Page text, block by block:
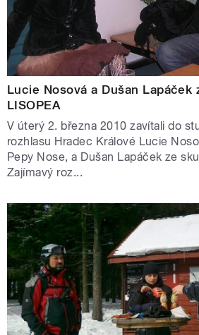
Lucie Nosová a Dušan Lapáček
LISOPEA
V úterý 2. března 2010 zavítali do
rozhlasu Hradec Králové Lucie
Pepy Nose, a Dušan Lapáček ze
Zajímavý roz...